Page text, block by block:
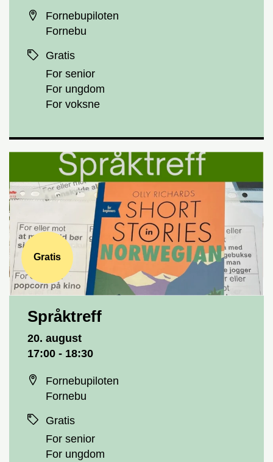
Fornebupiloten
Fornebu
Gratis
For senior
For ungdom
For voksne
Gratis
Språktreff
20. august
17:00 - 18:30
Fornebupiloten
Fornebu
Gratis
For senior
For ungdom